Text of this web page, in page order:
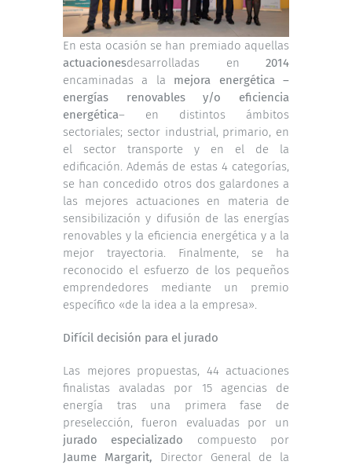
En esta ocasión se han premiado aquellas
actuacionesdesarrolladas en 2014
encaminadas a la mejora energética –
energías renovables y/o eficiencia
energética– en distintos ámbitos
sectoriales; sector industrial, primario, en
el sector transporte y en el de la
edificación. Además de estas 4 categorías,
se han concedido otros dos galardones a
las mejores actuaciones en materia de
sensibilización y difusión de las energías
renovables y la eficiencia energética y a la
mejor trayectoria. Finalmente, se ha
reconocido el esfuerzo de los pequeños
emprendedores mediante un premio
específico «de la idea a la empresa».
Difícil decisión para el jurado
Las mejores propuestas, 44 actuaciones
finalistas avaladas por 15 agencias de
energía tras una primera fase de
preselección, fueron evaluadas por un
jurado especializado compuesto por
Jaume Margarit, Director General de la